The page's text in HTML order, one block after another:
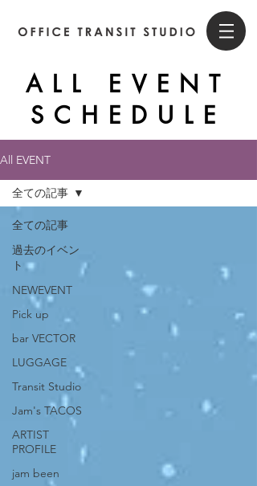
ALL EVENT
SCHEDULE
All EVENT
全ての記事
過去のイベン
ト
NEWEVENT
Pick up
bar VECTOR
LUGGAGE
Transit Studio
Jam's TACOS
ARTIST
PROFILE
jam been
全ての記事